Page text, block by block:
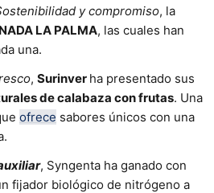
y compromiso, la
LA PALMA, las cuales han
una.
, Surinver ha presentado sus
de calabaza con frutas. Una
ofrece sabores únicos con una
, Syngenta ha ganado con
fijador biológico de nitrógeno a